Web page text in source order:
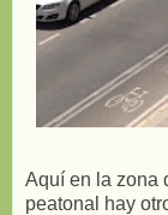
Aquí en la zona
peatonal hay